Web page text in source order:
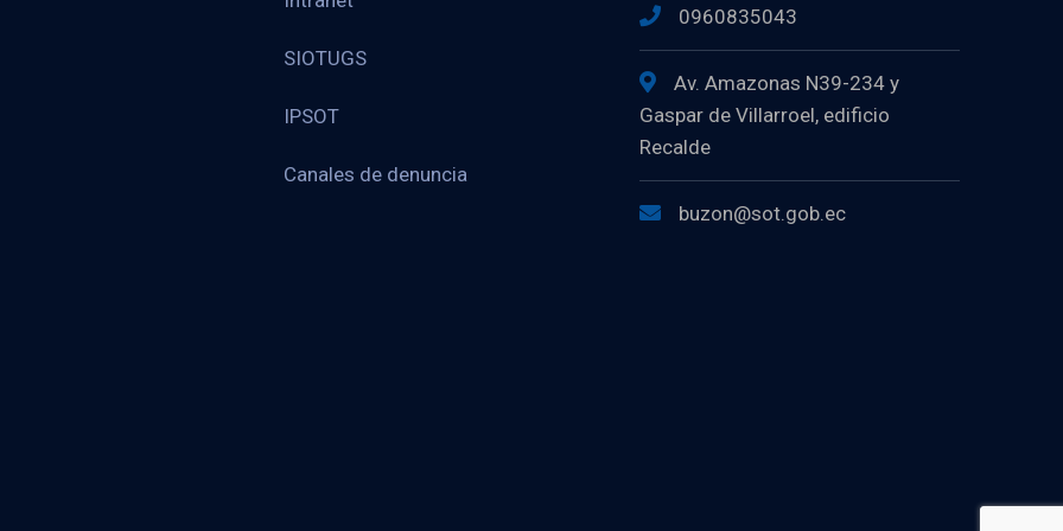
SIOTUGS
IPSOT
Canales de denuncia
0960835043
Av. Amazonas N39-234 y
Gaspar de Villarroel, edificio
Recalde
buzon@sot.gob.ec